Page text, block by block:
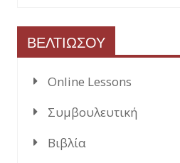
ΒΕΛΤΙΩΣΟΥ
Online Lessons
Συμβουλευτική
Βιβλία